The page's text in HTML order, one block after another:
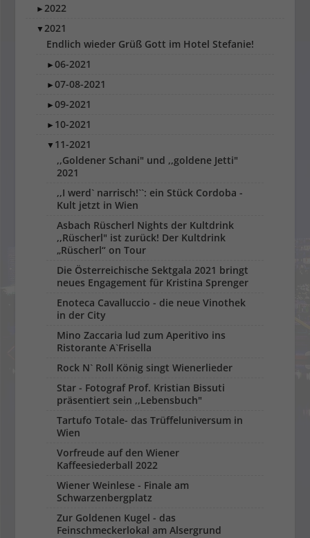
►2022
▼2021
Endlich wieder Grüß Gott im Hotel Stefanie!
►06-2021
►07-08-2021
►09-2021
► 10-2021
▼ 11-2021
,,Goldener Schani" und ,,goldene Jetti"
2021
,,I werd` narrisch!``: ein Stück Cordoba -
Kult jetzt in Wien
Asbach Rüscherl Nights der Kultdrink
,,Rüscherl" ist zurück! Der Kultdrink
„Rüscherl“ on Tour
Die Österreichische Sektgala 2021 bringt
neues Engagement für Kristina Sprenger
Enoteca Cavalluccio - die neue Vinothek
in der City
Mino Zaccaria lud zum Aperitivo ins
Ristorante A`Frisella
Rock N` Roll König singt Wienerlieder
Star - Fotograf Prof. Kristian Bissuti
präsentiert sein ,,Lebensbuch"
Tartufo Totale- das Trüffeluniversum in
Wien
Vorfreude auf den Wiener
Kaffeesiederball 2022
Wiener Weinlese - Finale am
Schwarzenbergplatz
Zur Goldenen Kugel - das
Feinschmeckerlokal am Alsergrund